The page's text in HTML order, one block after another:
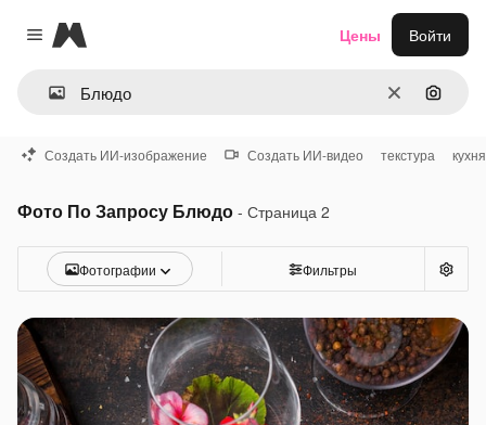
Close menu
Magnific
ОчиститьПоиск
Цены Войти
Создать ИИ-изображение Создать ИИ-видео текстура кухня
Фото По Запросу Блюдо - Страница 2
Фотографии Фильтры